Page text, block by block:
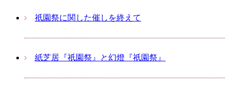
祇園祭に関した催しを終えて
紙芝居『祇園祭』と幻燈『祇園祭』